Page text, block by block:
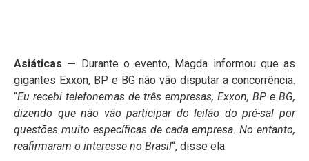
Asiáticas — Durante o evento, Magda informou que as
gigantes Exxon, BP e BG não vão disputar a concorrência.
“Eu recebi telefonemas de três empresas, Exxon, BP e BG,
dizendo que não vão participar do leilão do pré-sal por
questões muito específicas de cada empresa. No entanto,
reafirmaram o interesse no Brasil“, disse ela.